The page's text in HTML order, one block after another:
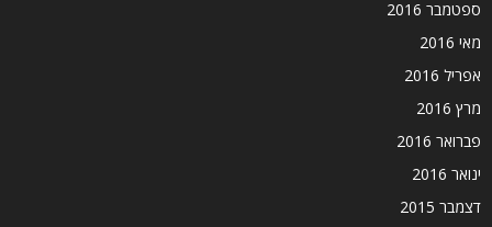
ספטמבר 2016
מאי 2016
אפריל 2016
מרץ 2016
פברואר 2016
ינואר 2016
דצמבר 2015